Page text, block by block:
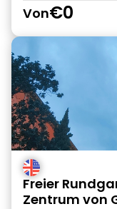
Von€0
Freier
Zentrum von